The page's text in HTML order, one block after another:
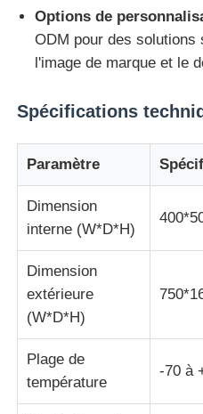
Machine d'essai d'impact
Machine d'essai
équipement d'essai en
Équipement d'essai de
Équipement d'essai des
Équipement d'essai des
Équipement d'essai des
Options de
ODM pour des
l'image de marque et le
Spécifications
Paramètre
Dimension
interne (W*D*H)
Dimension
extérieure
(W*D*H)
Plage de
température
-70 à